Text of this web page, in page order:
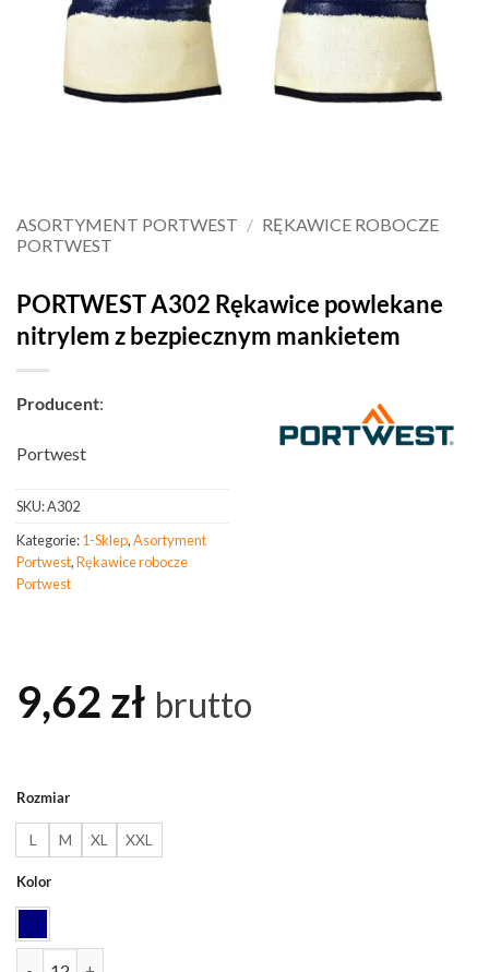
ASORTYMENT PORTWEST / RĘKAWICE ROBOCZE
PORTWEST
PORTWEST A302 Rękawice powlekane
nitrylem z bezpiecznym mankietem
Producent:
Portwest
SKU:A302
Kategorie:1-Sklep,Asortyment
Portwest,Rękawice robocze
Portwest
9,62 zł brutto
Rozmiar
L M XL XXL
Kolor